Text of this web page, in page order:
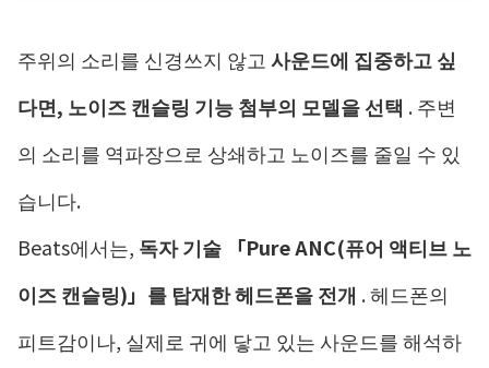
주위의 소리를 신경쓰지 않고 사운드에 집중하고 싶
다면, 노이즈 캔슬링 기능 첨부의 모델을 선택 . 주변
의 소리를 역파장으로 상쇄하고 노이즈를 줄일 수 있
습니다.
Beats에서는, 독자 기술 「Pure ANC(퓨어 액티브 노
이즈 캔슬링)」를 탑재한 헤드폰을 전개 . 헤드폰의
피트감이나, 실제로 귀에 닿고 있는 사운드를 해석하